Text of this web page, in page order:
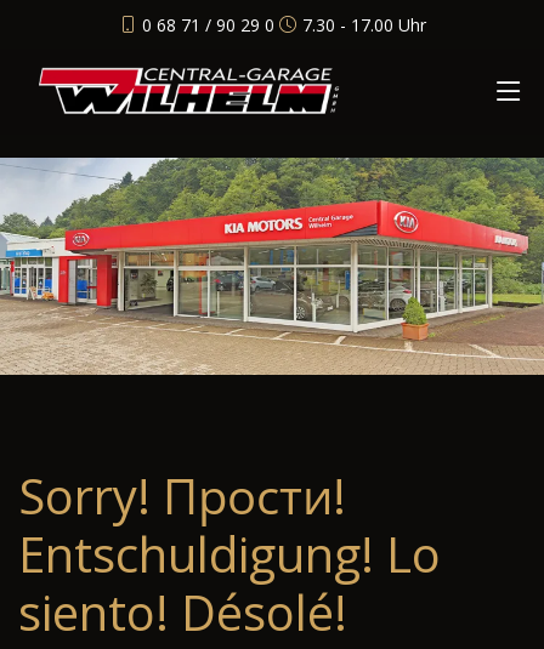
0 68 71 / 90 29 0 7.30 - 17.00 Uhr
Sorry! Прости!
Entschuldigung! Lo
siento! Désolé!